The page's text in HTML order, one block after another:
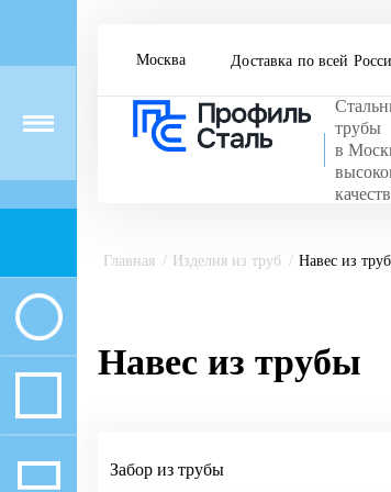
Москва Доставка по всей
трубы
в
Главная Изделия из труб Навес из
Навес из трубы
Забор из трубы